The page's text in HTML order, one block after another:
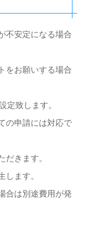
不安定になる場合
をお願いする場合
定致します。
の申請には対応で
きます。
します。
合は別途費用が発